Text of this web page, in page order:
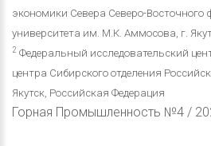
экономики Севера Северо-Восточного
университета им. М.К. Аммосова, г.
2 Федеральный исследовательский
центра Сибирского отделения
Якутск, Российская Федерация
Горная Промышленность №4 /